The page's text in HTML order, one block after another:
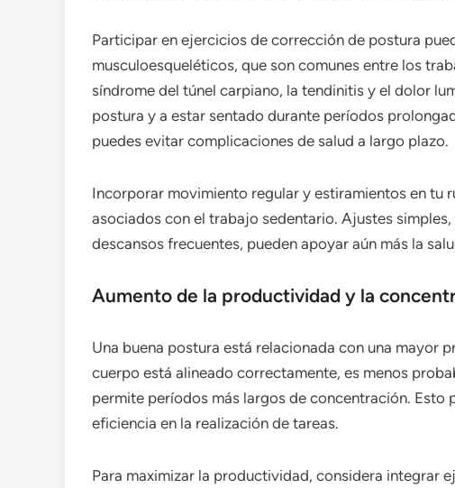
Participar en ejercicios de corrección de postura
musculoesqueléticos, que son comunes entre los
síndrome del túnel carpiano, la tendinitis y el dolor
postura y a estar sentado durante períodos
puedes evitar complicaciones de salud a largo plazo.
Incorporar movimiento regular y estiramientos en tu
asociados con el trabajo sedentario. Ajustes
descansos frecuentes, pueden apoyar aún más la
Aumento de la productividad y la
Una buena postura está relacionada con una mayor
cuerpo está alineado correctamente, es menos
permite períodos más largos de concentración. Esto
eficiencia en la realización de tareas.
Para maximizar la productividad, considera integrar